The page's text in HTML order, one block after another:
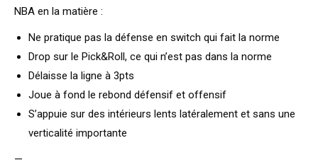
NBA en la matière :
Ne pratique pas la défense en switch qui fait la norme
Drop sur le Pick&Roll, ce qui n’est pas dans la norme
Délaisse la ligne à 3pts
Joue à fond le rebond défensif et offensif
S’appuie sur des intérieurs lents latéralement et sans une
verticalité importante
—